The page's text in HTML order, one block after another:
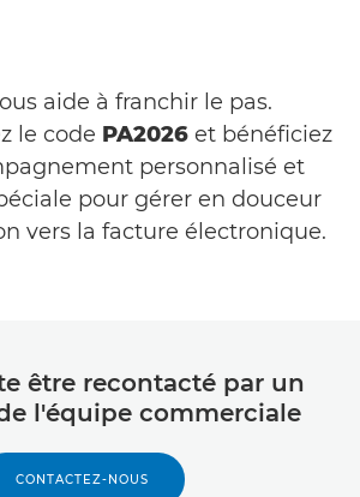
aide à franchir le pas.
le code PA2026 et bénéficiez
personnalisé et
pour gérer en douceur
vers la facture électronique.
être recontacté par un
l'équipe commerciale
CONTACTEZ-NOUS